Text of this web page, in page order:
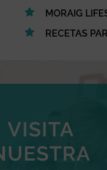
MORAIG
RECETAS